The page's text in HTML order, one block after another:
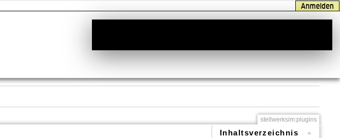
Anmelden
stellwerksim:plugins
Inhaltsverzeichnis